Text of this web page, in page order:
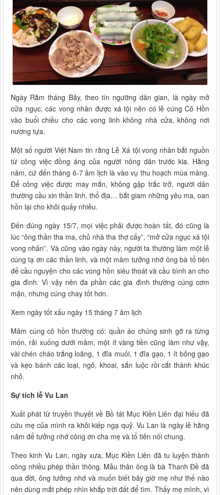
Ngày Rằm tháng Bảy, theo tín ngưỡng dân gian, là ngày mở
cửa ngục, các vong nhân được xá tội nên có lễ cúng Cô Hồn
vào buổi chiều cho các vong linh không nhà cửa, không nơi
nương tựa.
Một số người Việt Nam tin rằng Lễ Xá tội vong nhân bắt nguồn
từ công việc đồng áng của người nông dân trước kia. Hằng
năm, cứ đến tháng 6-7 âm lịch là vào vụ thu hoạch mùa màng.
Để công việc được may mắn, không gặp trắc trở, người dân
thường cầu xin thần linh, thổ địa… bắt giam những yêu ma, oan
hồn lại cho khỏi quấy nhiễu.
Đến đúng ngày 15/7, mọi việc phải được hoàn tất, đó cũng là
lúc “ông thần tha ma, chủ nhà tha thợ cấy”, “mở cửa ngục xá tội
vong nhân”. Và cũng vào ngày này, người ta thường làm một lễ
cúng tạ ơn các thần linh, và một mâm tưởng nhớ ông bà tổ tiên
để cầu nguyện cho các vong hồn siêu thoát và cầu bình an cho
gia đình. Vì vậy nên đa phần các gia đình thường cúng cơm
mặn, nhưng cúng chay tốt hơn.
Xem ngày tốt xấu ngày 15 tháng 7 âm lịch
Mâm cúng cô hồn thường có: quần áo chúng sinh gỡ ra từng
món, rải xuống dưới mâm, một ít vàng tiền cũng làm như vậy,
vài chén cháo trắng loãng, 1 đĩa muối, 1 đĩa gạo, 1 ít bỏng gạo
và kẹo bánh các loại, ngô, khoai, sắn luộc rồi cắt thành khúc
nhỏ.
Sự tích lễ Vu Lan
Xuất phát từ truyền thuyết về Bồ tát Mục Kiền Liên đại hiếu đã
cứu mẹ của mình ra khỏi kiếp ngạ quỷ. Vu Lan là ngày lễ hằng
năm để tưởng nhớ công ơn cha mẹ và tổ tiên nói chung.
Theo kinh Vu Lan, ngày xưa, Mục Kiền Liên đã tu luyện thành
công nhiều phép thần thông. Mẫu thân ông là bà Thanh Đề đã
qua đời, ông tưởng nhớ và muốn biết bây giờ mẹ như thế nào
nên dùng mắt phép nhìn khắp trời đất để tìm. Thấy mẹ mình, vì